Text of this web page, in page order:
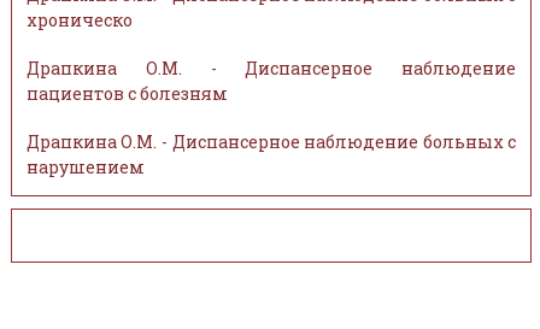
хроническо
Драпкина О.М. - Диспансерное наблюдение
пациентов с болезням
Драпкина О.М. - Диспансерное наблюдение больных с
нарушением